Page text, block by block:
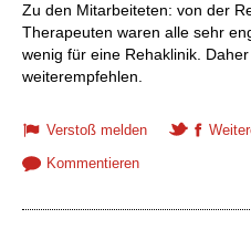
Zu den Mitarbeiteten: von der
Therapeuten waren alle sehr
wenig für eine Rehaklinik.
weiterempfehlen.
Verstoß melden
Kommentieren